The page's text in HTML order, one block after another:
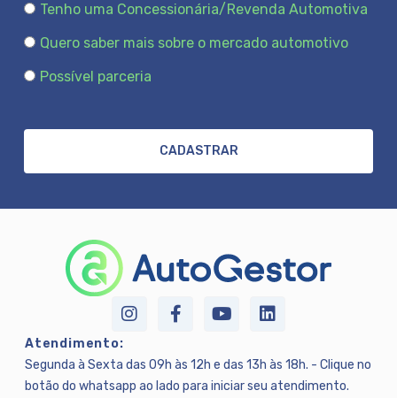
Tenho uma Concessionária/Revenda Automotiva
Quero saber mais sobre o mercado automotivo
Possível parceria
CADASTRAR
Atendimento:
Segunda à Sexta das 09h às 12h e das 13h às 18h. - Clique no
botão do whatsapp ao lado para iniciar seu atendimento.